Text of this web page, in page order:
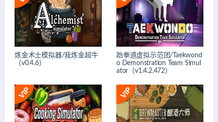
炼金术士模拟器/我炼金超牛
（v0.4.6）
跆拳道虚拟示范团/Taekwond
o Demonstration Team Simul
ator（v1.4.2.472）